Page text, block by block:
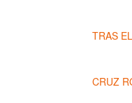
TRAS
CRUZ